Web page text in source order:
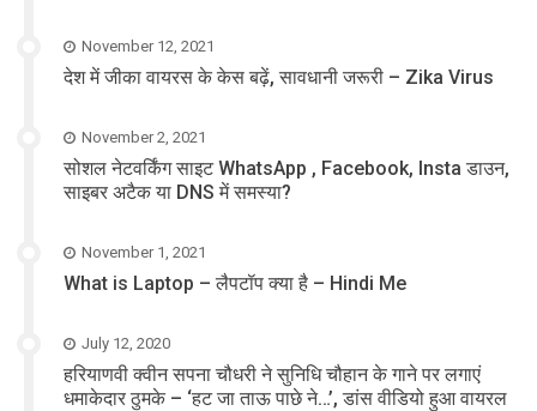
November 12, 2021
देश में जीका वायरस के केस बढ़ें, सावधानी जरूरी – Zika Virus
November 2, 2021
सोशल नेटवर्किंग साइट WhatsApp , Facebook, Insta डाउन,
साइबर अटैक या DNS में समस्या?
November 1, 2021
What is Laptop – लैपटॉप क्या है – Hindi Me
July 12, 2020
हरियाणवी क्वीन सपना चौधरी ने सुनिधि चौहान के गाने पर लगाएं
धमाकेदार ठुमके – ‘हट जा ताऊ पाछे ने…’, डांस वीडियो हुआ वायरल